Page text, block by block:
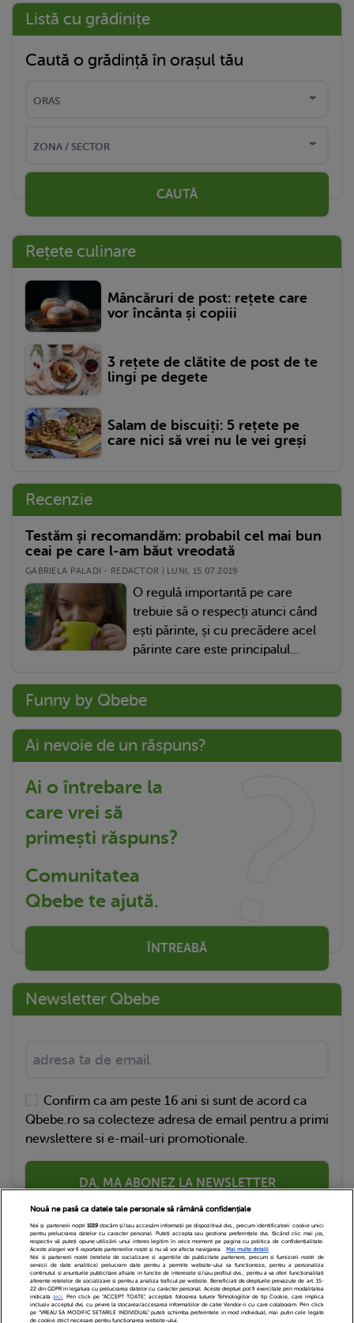
Listă cu grădinițe
Caută o grădință în orașul tău
CAUTĂ
Rețete culinare
Mâncăruri de post: rețete care
vor încânta și copiii
3 rețete de clătite de post de te
lingi pe degete
Salam de biscuiți: 5 rețete pe
care nici să vrei nu le vei greși
Recenzie
Testăm și recomandăm: probabil cel mai bun
ceai pe care l-am băut vreodată
GABRIELA PALADI - REDACTOR | LUNI, 15.07.2019
O regulă importantă pe care
trebuie să o respecți atunci când
ești părinte, și cu precădere acel
părinte care este principalul...
Funny by Qbebe
Ai nevoie de un răspuns?
Ai o întrebare la
care vrei să
primești răspuns?
Comunitatea
Qbebe te ajută.
ÎNTREABĂ
Newsletter Qbebe
Confirm ca am peste 16 ani si sunt de acord ca
Qbebe.ro sa colecteze adresa de email pentru a primi
newslettere si e-mail-uri promotionale.
DA, MA ABONEZ LA NEWSLETTER
Echipa Editoriala Newsletter Contact
Nouă ne pasă ca datele tale personale să rămână confidențiale
Noi și partenerii noștri 1019stocăm și/sau accesăm informații pe dispozitivul dvs., precum identificatorii cookie unici
pentru prelucrarea datelor cu caracter personal. Puteți accepta sau gestiona preferințele dvs. făcând clic mai jos,
respectiv vă puteți opune utilizării unui interes legitim în orice moment pe pagina cu politica de confidențialitate.
Aceste alegeri vor fi raportate partenerilor noștri și nu vă vor afecta navigarea.
Mai multe detalii
Noi si partenerii nostri (retelele de socializare si agentiile de publicitate partenere, precum si furnizorii nostri de
servicii de date analitice) prelucram date pentru a permite website-ului sa functioneze, pentru a personaliza
continutul si anunturile publicitare afisate in functie de interesele si/sau profilul dvs., pentru a va oferi functionalitati
aferente retelelor de socializare si pentru a analiza traficul pe website. Beneficiati de drepturile prevazute de art. 15-
22 din GDPR in legatura cu prelucrarea datelor cu caracter personal. Aceste drepturi pot fi exercitate prin modalitatea
indicataaici. Prin click pe “ACCEPT TOATE”, acceptati folosirea tuturor Tehnologiilor de tip Cookie, care implica
inclusiv acceptul dvs. cu privire la stocarea/accesarea informatiilor de catre Vendor-ii cu care colaboram. Prin click
pe “VREAU SA MODIFIC SETARILE INDIVIDUAL” puteti schimba preferintele in mod individual, mai putin cele legate
de cookie strict necesare pentru functionarea website-ului.